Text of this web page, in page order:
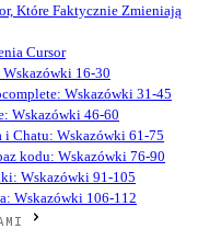
Które Faktycznie Zmieniają
Cursor
16-30
Wskazówki 31-45
Wskazówki 46-60
i Chatu: Wskazówki 61-75
kodu: Wskazówki 76-90
Wskazówki 91-105
Wskazówki 106-112